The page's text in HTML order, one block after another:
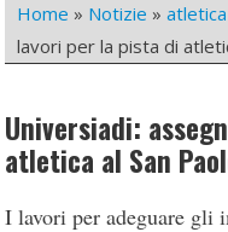
Home » Notizie »
lavori per la pista di
Universiadi:
atletica al San
I lavori per adeguare gli